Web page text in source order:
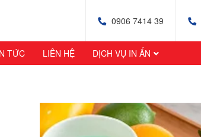
0906 7414 39
TỨC LIÊN HỆ DỊCH VỤ IN ẤN